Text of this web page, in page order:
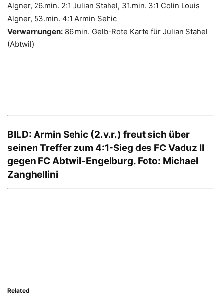
Algner, 26.min. 2:1 Julian Stahel, 31.min. 3:1 Colin Louis
Algner, 53.min. 4:1 Armin Sehic
Verwarnungen: 86.min. Gelb-Rote Karte für Julian Stahel
(Abtwil)
BILD: Armin Sehic (2.v.r.) freut sich über
seinen Treffer zum 4:1-Sieg des FC Vaduz II
gegen FC Abtwil-Engelburg. Foto: Michael
Zanghellini
Related